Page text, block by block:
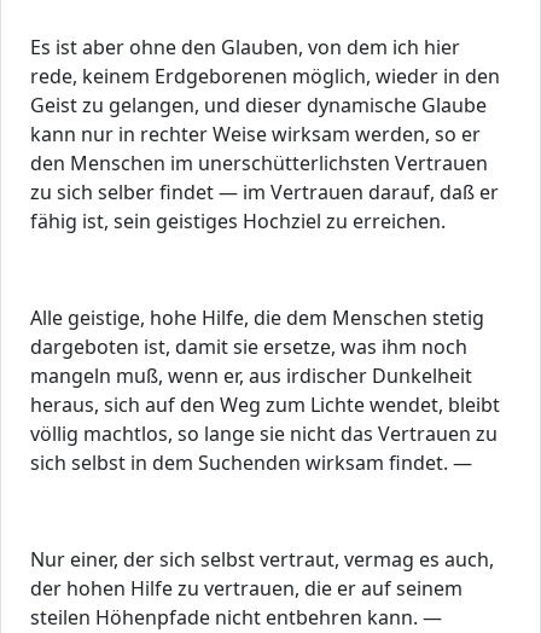
Es ist aber ohne den Glauben, von dem ich hier
rede, keinem Erdgeborenen möglich, wieder in den
Geist zu gelangen, und dieser dynamische Glaube
kann nur in rechter Weise wirksam werden, so er
den Menschen im unerschütterlichsten Vertrauen
zu sich selber findet — im Vertrauen darauf, daß er
fähig ist, sein geistiges Hochziel zu erreichen.
Alle geistige, hohe Hilfe, die dem Menschen stetig
dargeboten ist, damit sie ersetze, was ihm noch
mangeln muß, wenn er, aus irdischer Dunkelheit
heraus, sich auf den Weg zum Lichte wendet, bleibt
völlig machtlos, so lange sie nicht das Vertrauen zu
sich selbst in dem Suchenden wirksam findet. —
Nur einer, der sich selbst vertraut, vermag es auch,
der hohen Hilfe zu vertrauen, die er auf seinem
steilen Höhenpfade nicht entbehren kann. —